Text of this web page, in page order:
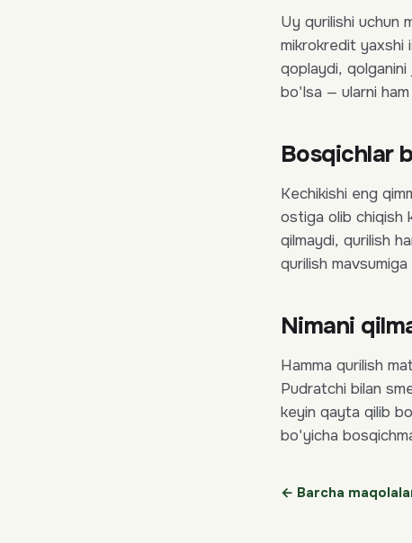
Uy qurilishi uchun
mikrokredit yaxshi
qoplaydi,
bo'lsa — ularni
Bosqichlar
Kechikishi eng
ostiga olib chiqish
qilmaydi, qurilish
qurilish
Nimani
Hamma qurilish
Pudratchi bilan
keyin qayta qilib
bo'yicha
← Barcha